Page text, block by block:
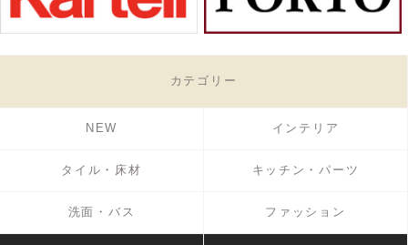
カテゴリー
NEW インテリア
タイル・床材 キッチン・パーツ
洗面・バス ファッション